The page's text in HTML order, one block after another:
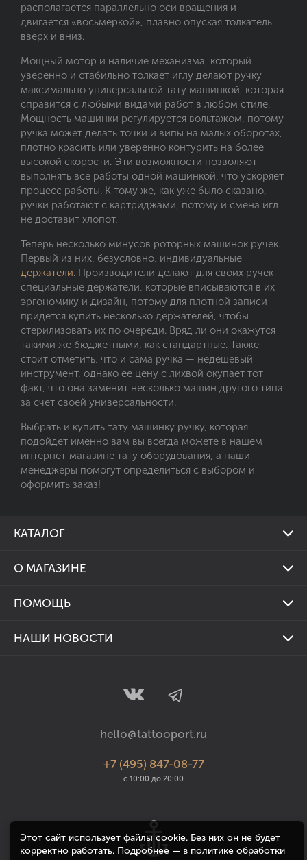
располагается параллельно оси вращения и
двигается «восьмеркой», плавно опуская толкатель
вверх и вниз.
Мощный мотор и наличие механизма, который
уверенно и стабильно толкает иглу делают ручку
максимально универсальной тату машинкой, которая
справится с любыми видами работ в любом стиле.
Мощность машинки регулируется вольтажом, потому
ручка может делать точки и випы на малых оборотах,
плотно красить или уверенно контурить на более
высокой скорости. Эти возможности позволяют
выполнять все работы одной машинкой, что ускоряет
процесс работы. К тому же, как уже было сказано,
ручки работают с картриджами, потому и смена игл
не доставит хлопот.
Теперь несколько минусов роторных машинок ручек.
Первый из них, безусловно, индивидуальные
держатели. Производители делают для своих ручек
специальные держатели, которые вписываются в их
эргономику и дизайн, потому для плотной записи
придется купить несколько держателей, чтобы
стерилизовать их по очереди. Вряд ли они окажутся
такими же бюджетными, как стандартные. Также
стоит отметить, что и сама ручка — недешевый
инструмент, однако ее цену с лихвой окупает тот
факт, что она заменит несколько машин другого типа
за счет своей универсальности.
Выбрать и купить тату машинку ручку, которая
подойдет именно вам вы всегда можете в нашем
интернет-магазине тату оборудования, а наши
менеджеры помогут определиться с выбором и
оформить заказ!
КАТАЛОГ
Тату краски
Держатели
Одежда
Подарочные сертификаты
О МАГАЗИНЕ
Тату студиям
ПОМОЩЬ
НАШИ НОВОСТИ
hello@tattooport.ru
+7 (495) 847-08-77
с 10:00 до 20:00
Этот сайт использует файлы cookie. Без них он не будет
корректно работать. Подробнее — в политике обработки